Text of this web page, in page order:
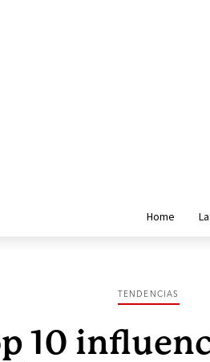
Home
TENDENCIAS
10